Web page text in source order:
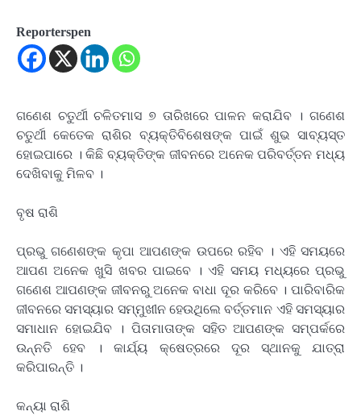
Reporterspen
ଗଣେଶ ଚତୁର୍ଥୀ ଚଳିତମାସ ୭ ତାରିଖରେ ପାଳନ କରାଯିବ । ଗଣେଶ
ଚତୁର୍ଥୀ କେତେକ ରାଶିର ବ୍ୟକ୍ତିବିଶେଷଙ୍କ ପାଇଁ ଶୁଭ ସାବ୍ୟସ୍ତ
ହୋଇପାରେ । କିଛି ବ୍ୟକ୍ତିଙ୍କ ଜୀବନରେ ଅନେକ ପରିବର୍ତ୍ତନ ମଧ୍ୟ
ଦେଖିବାକୁ ମିଳବ ।
ବୃଷ ରାଶି
ପ୍ରଭୁ ଗଣେଶଙ୍କ କୃପା ଆପଣଙ୍କ ଉପରେ ରହିବ । ଏହି ସମୟରେ
ଆପଣ ଅନେକ ଖୁସି ଖବର ପାଇବେ । ଏହି ସମୟ ମଧ୍ୟରେ ପ୍ରଭୁ
ଗଣେଶ ଆପଣଙ୍କ ଜୀବନରୁ ଅନେକ ବାଧା ଦୂର କରିବେ । ପାରିବାରିକ
ଜୀବନରେ ସମସ୍ୟାର ସମ୍ମୁଖୀନ ହେଉଥିଲେ ବର୍ତ୍ତମାନ ଏହି ସମସ୍ୟାର
ସମାଧାନ ହୋଇଯିବ । ପିତାମାତାଙ୍କ ସହିତ ଆପଣଙ୍କ ସମ୍ପର୍କରେ
ଉନ୍ନତି ହେବ । କାର୍ଯ୍ୟ କ୍ଷେତ୍ରରେ ଦୂର ସ୍ଥାନକୁ ଯାତ୍ରା
କରିପାରନ୍ତି ।
କନ୍ୟା ରାଶି